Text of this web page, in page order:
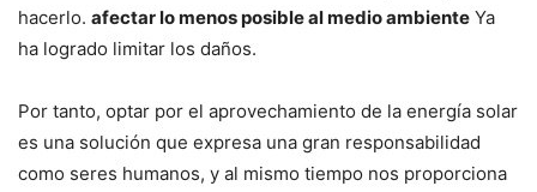
hacerlo. afectar lo menos posible al medio ambiente Ya
ha logrado limitar los daños.
Por tanto, optar por el aprovechamiento de la energía solar
es una solución que expresa una gran responsabilidad
como seres humanos, y al mismo tiempo nos proporciona